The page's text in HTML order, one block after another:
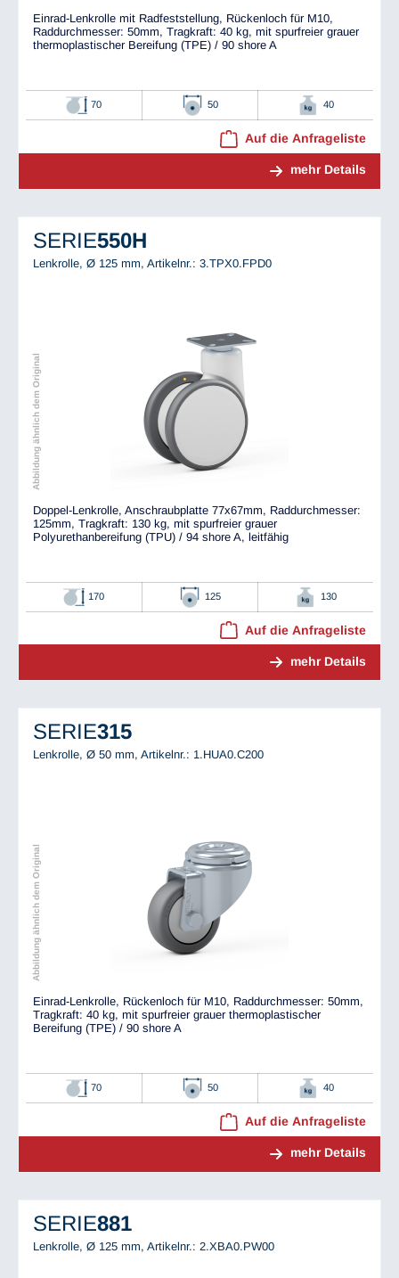
Einrad-Lenkrolle mit Radfeststellung, Rückenloch für M10,
Raddurchmesser: 50mm, Tragkraft: 40 kg, mit spurfreier grauer
thermoplastischer Bereifung (TPE) / 90 shore A
70 50 40
Auf die Anfrageliste
mehr Details
SERIE550H
Lenkrolle, Ø 125 mm, Artikelnr.: 3.TPX0.FPD0
Abbildung ähnlich dem Original
Doppel-Lenkrolle, Anschraubplatte 77x67mm, Raddurchmesser:
125mm, Tragkraft: 130 kg, mit spurfreier grauer
Polyurethanbereifung (TPU) / 94 shore A, leitfähig
170 125 130
Auf die Anfrageliste
mehr Details
SERIE315
Lenkrolle, Ø 50 mm, Artikelnr.: 1.HUA0.C200
Abbildung ähnlich dem Original
Einrad-Lenkrolle, Rückenloch für M10, Raddurchmesser: 50mm,
Tragkraft: 40 kg, mit spurfreier grauer thermoplastischer
Bereifung (TPE) / 90 shore A
70 50 40
Auf die Anfrageliste
mehr Details
SERIE881
Lenkrolle, Ø 125 mm, Artikelnr.: 2.XBA0.PW00